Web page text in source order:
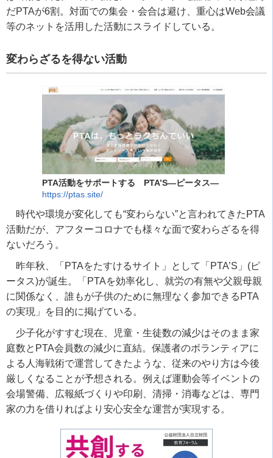
だPTAが6割。対面での集会・会合は避け、重心はWeb会議
等のネットを活用した活動にスライドしている。
変わらざるを得ない活動
PTA活動をサポートする PTA’S―ピータス―
https://ptas.site/
時代や環境が変化しても“変わらない”と言われてきたPTA
活動だが、アフターコロナでも様々な面で変わらざるを得
ないだろう。
昨年秋、「PTAをたすけるサイト」として「PTA’S」(ピ
ータス)が誕生。「PTAを効率化し、就労の有無や父親母親
に関係なく、誰もが子供のために無理なく参加できるPTA
の実現」を目的に掲げている。
少子化がすすむ現在、児童・生徒数の減少はそのまま家
庭数とPTA会員数の減少に直結。保護者のボランティアに
よる人海戦術で運営してきたような、従来のやり方は今後
厳しくなることが予想される。例えば運動会等イベントの
会場警備、広報紙づくりや印刷、清掃・消毒などは、専門
家の力を借りればより安心安全な運営が実現する。